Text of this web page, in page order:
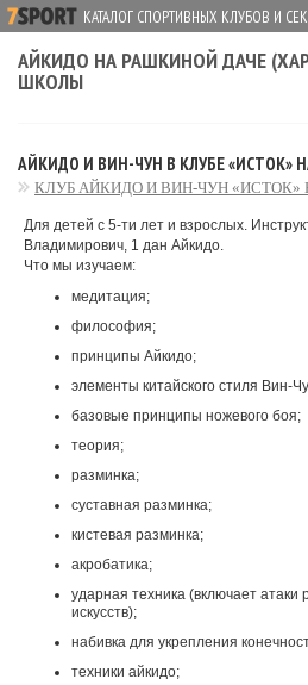
КАТАЛОГ СПОРТИВНЫХ КЛУБОВ И
АЙКИДО НА РАШКИНОЙ ДАЧЕ
ШКОЛЫ
АЙКИДО И ВИН-ЧУН В КЛУБЕ «ИСТОК»
КЛУБ АЙКИДО И ВИН-ЧУН «ИСТОК»
Для детей с 5-ти лет и взрослых.
Владимирович, 1 дан Айкидо.
Что мы изучаем:
медитация;
философия;
принципы Айкидо;
элементы китайского стиля Вин-
базовые принципы ножевого боя;
теория;
разминка;
суставная разминка;
кистевая разминка;
акробатика;
ударная техника (включает
искусств);
набивка для укрепления
техники айкидо;